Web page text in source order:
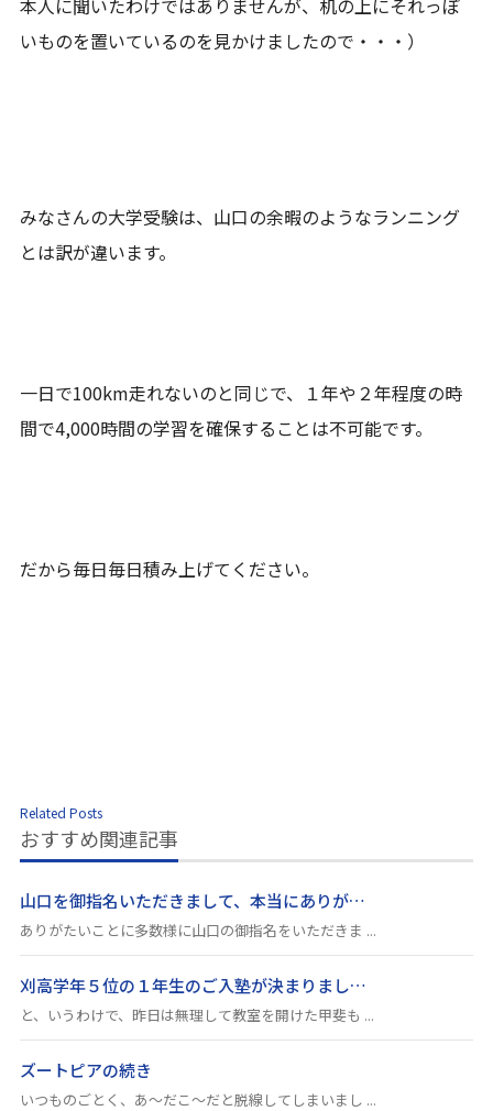
本人に聞いたわけではありませんが、机の上にそれっぽ
いものを置いているのを見かけましたので・・・）
みなさんの大学受験は、山口の余暇のようなランニング
とは訳が違います。
一日で100km走れないのと同じで、１年や２年程度の時
間で4,000時間の学習を確保することは不可能です。
だから毎日毎日積み上げてください。
Related Posts
おすすめ関連記事
山口を御指名いただきまして、本当にありが…
ありがたいことに多数様に山口の御指名をいただきま ...
刈高学年５位の１年生のご入塾が決まりまし…
と、いうわけで、昨日は無理して教室を開けた甲斐も ...
ズートピアの続き
いつものごとく、あ～だこ～だと脱線してしまいまし ...